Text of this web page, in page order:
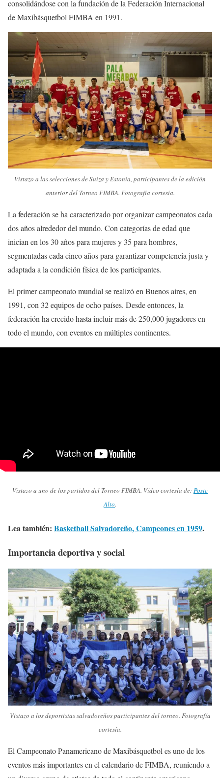
consolidándose con la fundación de la Federación Internacional
de Maxibásquetbol FIMBA en 1991.
Vistazo a las selecciones de Suiza y Estonia, participantes de la edición
anterior del Torneo FIMBA. Fotografía cortesía.
La federación se ha caracterizado por organizar campeonatos cada
dos años alrededor del mundo. Con categorías de edad que
inician en los 30 años para mujeres y 35 para hombres,
segmentadas cada cinco años para garantizar competencia justa y
adaptada a la condición física de los participantes.
El primer campeonato mundial se realizó en Buenos aires, en
1991, con 32 equipos de ocho países. Desde entonces, la
federación ha crecido hasta incluir más de 250,000 jugadores en
todo el mundo, con eventos en múltiples continentes.
Vistazo a uno de los partidos del Torneo FIMBA. Vídeo cortesía de:Poste
Alto.
Lea también: Basketball Salvadoreño, Campeones en 1959.
Importancia deportiva y social
Vistazo a los deportistas salvadoreños participantes del torneo. Fotografía
cortesía.
El Campeonato Panamericano de Maxibásquetbol es uno de los
eventos más importantes en el calendario de FIMBA, reuniendo a